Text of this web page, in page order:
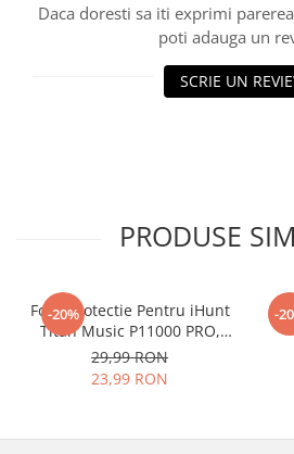
Daca doresti sa iti exprimi
poti adauga un
SCRIE UN
PRODUSE
-20%
Folie Protectie Pentru iHunt
Titan Music P11000 PRO,
VDOO
29,99 RON
23,99 RON
-